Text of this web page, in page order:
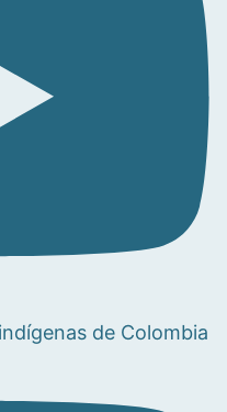
indígenas de Colombia